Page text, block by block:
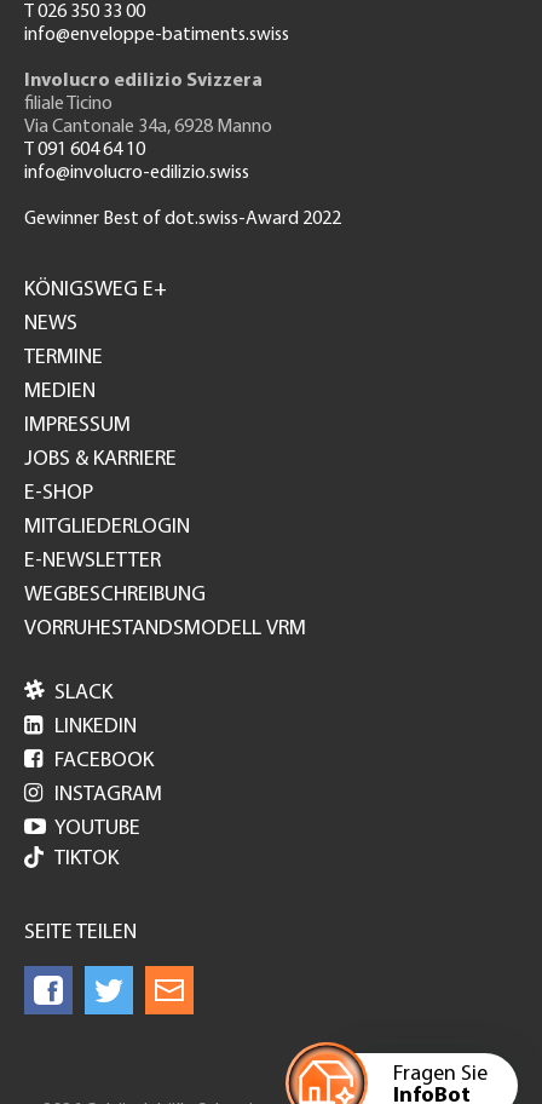
Fragen Sie
InfoBot
T 026 350 33 00
info@enveloppe-batiments.swiss
Involucro edilizio Svizzera
filiale Ticino
Via Cantonale 34a, 6928 Manno
T 091 604 64 10
info@involucro-edilizio.swiss
Gewinner Best of dot.swiss-Award 2022
GH
KÖNIGSWEG E+
NEWS
TERMINE
MEDIEN
IMPRESSUM
JOBS & KARRIERE
E-SHOP
MITGLIEDERLOGIN
E-NEWSLETTER
WEGBESCHREIBUNG
VORRUHESTANDSMODELL VRM
 SLACK
 LINKEDIN
 FACEBOOK
 INSTAGRAM
 YOUTUBE
TIKTOK
SEITE TEILEN